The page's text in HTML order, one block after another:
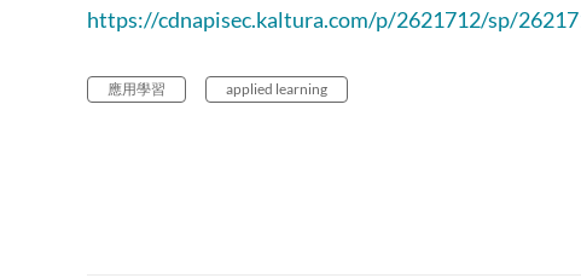
https://cdnapisec.kaltura.com/p/2621712/sp/
應用學習 applied learning